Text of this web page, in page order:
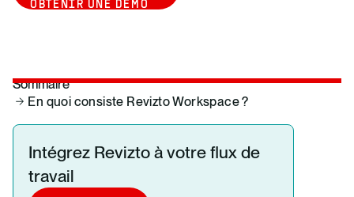
OBTENIR UNE DÉMO
Sommaire
En quoi consiste Revizto Workspace ?
Intégrez Revizto à votre flux de
travail